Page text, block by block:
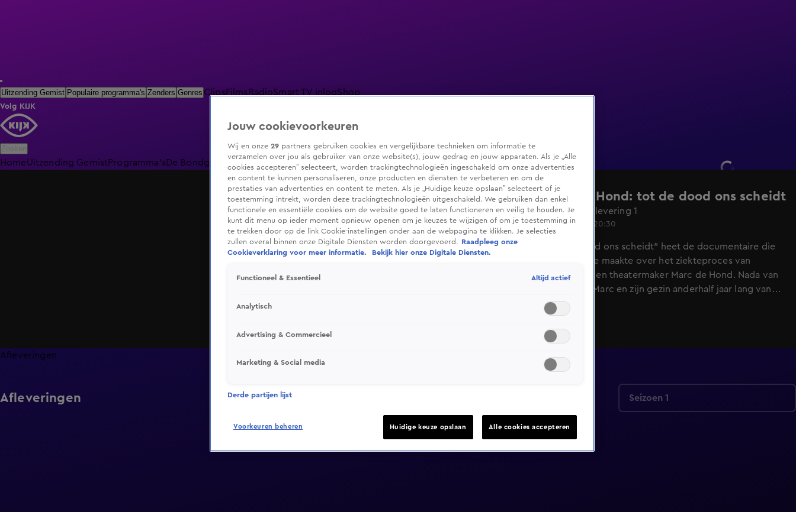
Uitzending Gemist Populaire programma's Zenders Genres ClipsFilms RadioSmart TV inlogShop
Volg KIJK
HomeUitzending GemistProgramma's De Bondgenoten De Oranjezomer Livestreams Shop
Marc de Hond: tot de dood ons scheidt
Seizoen 1, aflevering 1
18 juni 2020, 20:30
"Tot de dood ons scheidt" heet de documentaire die
Nada van Nie maakte over het ziekteproces van
presentator en theatermaker Marc de Hond. Nada van
Nie volgde Marc en zijn gezin anderhalf jaar lang van
heel dichtbij, waarbij ze mee ging naar
ziekenhuisafspraken, chemotherapie, maar ook bij
Marc en zijn gezin thuis veel tijd doorbracht. Het
resultaat is een heel persoonlijk en indringend portret.
De documentaire is powered by LINDA.
Afleveringen
Afleveringen Seizoen 1
Jouw cookievoorkeuren
Wij en onze 29 partners gebruiken cookies en vergelijkbare technieken om informatie te
verzamelen over jou als gebruiker van onze website(s), jouw gedrag en jouw apparaten. Als je „Alle
cookies accepteren” selecteert, worden trackingtechnologieën ingeschakeld om onze advertenties
en content te kunnen personaliseren, onze producten en diensten te verbeteren en om de
prestaties van advertenties en content te meten. Als je „Huidige keuze opslaan” selecteert of je
toestemming intrekt, worden deze trackingtechnologieën uitgeschakeld. We gebruiken dan enkel
functionele en essentiële cookies om de website goed te laten functioneren en veilig te houden. Je
kunt dit menu op ieder moment opnieuw openen om je keuzes te wijzigen of om je toestemming in
te trekken door op de link Cookie-instellingen onder aan de webpagina te klikken. Je selecties
zullen overal binnen onze Digitale Diensten worden doorgevoerd.
Raadpleeg onze
Cookieverklaring voor meer informatie.
Bekijk hier onze Digitale Diensten.
Functioneel & Essentieel Altijd actief
Analytisch
Advertising & Commercieel
Marketing & Social media
Derde partijen lijst
Voorkeuren beheren Huidige keuze opslaan Alle cookies accepteren